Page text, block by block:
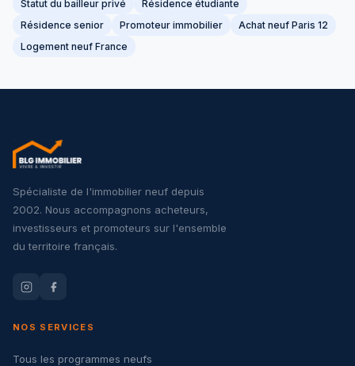
Statut du bailleur privé
Résidence étudiante
Résidence senior
Promoteur immobilier
Achat neuf Paris 12
Logement neuf France
Spécialiste de l'immobilier neuf depuis
2002. Nous accompagnons acheteurs,
investisseurs et promoteurs sur l'ensemble
du territoire français.
NOS SERVICES
Tous les programmes neufs